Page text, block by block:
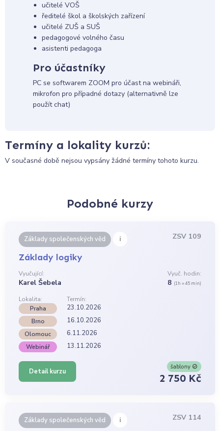
učitelé VOŠ
ředitelé škol a školských zařízení
učitelé ZUŠ a SUŠ
pedagogové volného času
asistenti pedagoga
Pro účastníky
PC se softwarem ZOOM pro účast na webináři,
mikrofon pro případné dotazy (alternativně lze
použít chat)
Termíny a lokality kurzů:
V současné době nejsou vypsány žádné termíny tohoto kurzu.
Podobné kurzy
Základy společenských věd i ZSV 109
Základy logiky
Vyučující:
Karel Šebela
Vyuč. hodin:
8 (1h = 45 min)
Lokalita:
Termín:
Praha
23.10.2026
Brno 16.10.2026
Olomouc 6.11.2026
Webinář 13.11.2026
Detail kurzu
šablony
2 750 Kč
Základy společenských věd i ZSV 114